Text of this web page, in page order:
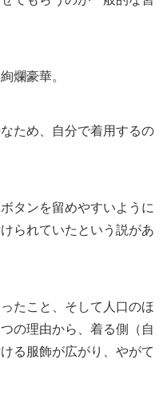
爛豪華。
ため、自分で着用するの
タンを留めやすいように
られていたという説があ
たこと、そして人口のほ
の理由から、着る側（自
る服飾が広がり、やがて